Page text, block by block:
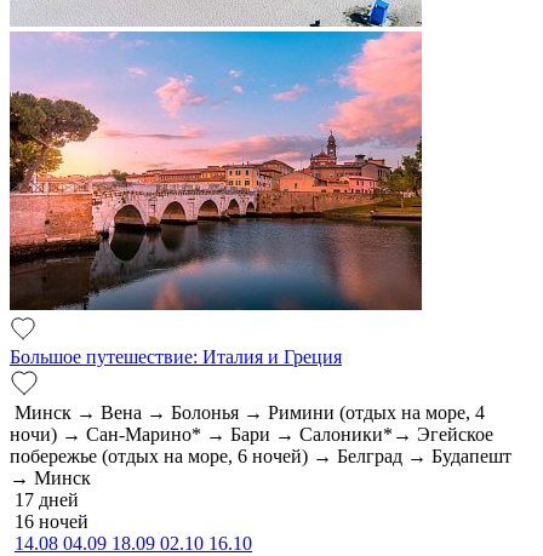
Большое путешествие: Италия и Греция
Минск → Вена → Болонья → Римини (отдых на море, 4
ночи) → Сан-Марино* → Бари → Салоники*→ Эгейское
побережье (отдых на море, 6 ночей) → Белград → Будапешт
→ Минск
17 дней
16 ночей
14.08 04.09 18.09 02.10 16.10